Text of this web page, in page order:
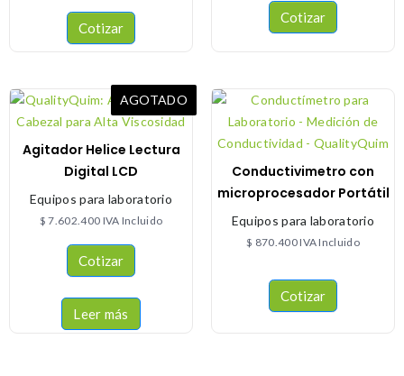
Cotizar
Cotizar
AGOTADO
Agitador Helice Lectura
Digital LCD
Equipos para laboratorio
$ 7.602.400 IVA Incluido
Cotizar
Leer más
Conductivimetro con
microprocesador Portátil
Equipos para laboratorio
$ 870.400IVA Incluido
Cotizar